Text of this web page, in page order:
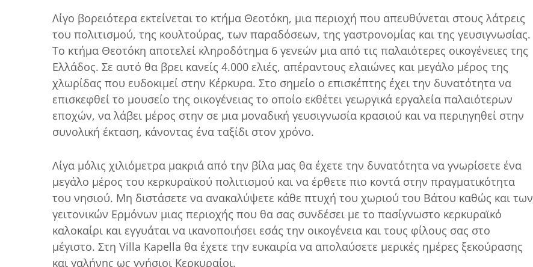
Λίγο βορειότερα εκτείνεται το κτήμα Θεοτόκη, μια περιοχή που απευθύνεται στους λάτρεις
του πολιτισμού, της κουλτούρας, των παραδόσεων, της γαστρονομίας και της γευσιγνωσίας.
Το κτήμα Θεοτόκη αποτελεί κληροδότημα 6 γενεών μια από τις παλαιότερες οικογένειες της
Ελλάδος. Σε αυτό θα βρει κανείς 4.000 ελιές, απέραντους ελαιώνες και μεγάλο μέρος της
χλωρίδας που ευδοκιμεί στην Κέρκυρα. Στο σημείο ο επισκέπτης έχει την δυνατότητα να
επισκεφθεί το μουσείο της οικογένειας το οποίο εκθέτει γεωργικά εργαλεία παλαιότερων
εποχών, να λάβει μέρος στην σε μια μοναδική γευσιγνωσία κρασιού και να περιηγηθεί στην
συνολική έκταση, κάνοντας ένα ταξίδι στον χρόνο.
Λίγα μόλις χιλιόμετρα μακριά από την βίλα μας θα έχετε την δυνατότητα να γνωρίσετε ένα
μεγάλο μέρος του κερκυραϊκού πολιτισμού και να έρθετε πιο κοντά στην πραγματικότητα
του νησιού. Μη διστάσετε να ανακαλύψετε κάθε πτυχή του χωριού του Βάτου καθώς και των
γειτονικών Ερμόνων μιας περιοχής που θα σας συνδέσει με το πασίγνωστο κερκυραϊκό
καλοκαίρι και εγγυάται να ικανοποιήσει εσάς την οικογένεια και τους φίλους σας στο
μέγιστο. Στη Villa Kapella θα έχετε την ευκαιρία να απολαύσετε μερικές ημέρες ξεκούρασης
και γαλήνης ως γνήσιοι Κερκυραίοι.